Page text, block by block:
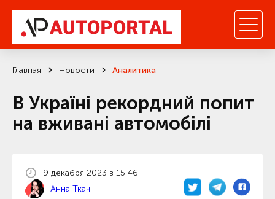
Главная Новости Аналитика
В Україні рекордний попит
на вживані автомобілі
9 декабря 2023 в 15:46
Анна Ткач